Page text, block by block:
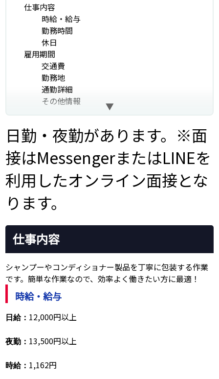
仕事内容
時給・給与
勤務時間
休日
雇用期間
交通費
勤務地
通勤詳細
その他情報
日勤・夜勤があります。※面
接はMessengerまたはLINEを
利用したオンライン面接とな
ります。
仕事内容
シャンプーやコンディショナー製品を丁寧に包装する作業
です。簡単な作業なので、効率よく働きたい方に最適！
時給・給与
日給： 12,000円以上
夜勤： 13,500円以上
時給： 1,162円